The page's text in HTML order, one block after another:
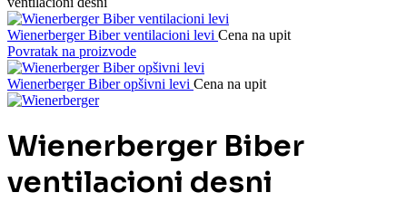
Wienerberger Biber ventilacioni levi Cena na upit
Povratak na proizvode
Wienerberger Biber opšivni levi Cena na upit
Wienerberger Biber
ventilacioni desni